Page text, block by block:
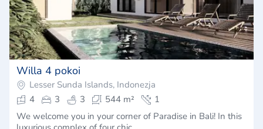
Willa 4 pokoi
Lesser Sunda Islands, Indonezja
4
3 3 544 m²
1
We welcome you in your corner of Paradise in Bali! In this